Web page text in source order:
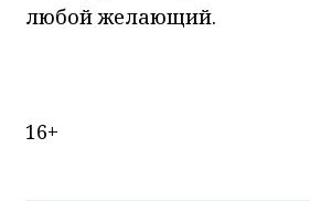
любой желающий.
16+